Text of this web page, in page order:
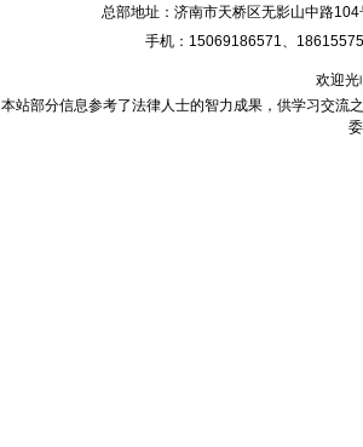
总部地址：济南市天桥区无影山中路
手机：15069186571、
欢迎光
本站部分信息参考了法律人士的智力成果，供学习交流